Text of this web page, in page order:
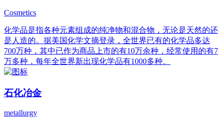
Cosmetics
化学品是指各种元素组成的纯净物和混合物，无论是天然的还
是人造的。据美国化学文摘登录，全世界已有的化学品多达
700万种，其中已作为商品上市的有10万余种，经常使用的有7
万多种，每年全世界新出现化学品有1000多种。
石化冶金
metallurgy